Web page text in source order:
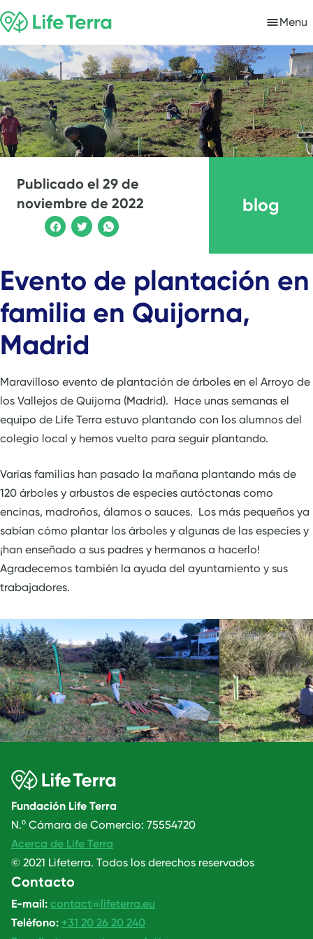
Menu
Publicado el 29 de
noviembre de 2022
blog
Evento de plantación en
familia en Quijorna,
Madrid
Maravilloso evento de plantación de árboles en el Arroyo de
los Vallejos de Quijorna (Madrid). Hace unas semanas el
equipo de Life Terra estuvo plantando con los alumnos del
colegio local y hemos vuelto para seguir plantando.
Varias familias han pasado la mañana plantando más de
120 árboles y arbustos de especies autóctonas como
encinas, madroños, álamos o sauces. Los más pequeños ya
sabían cómo plantar los árboles y algunas de las especies y
¡han enseñado a sus padres y hermanos a hacerlo!
Agradecemos también la ayuda del ayuntamiento y sus
trabajadores.
Fundación Life Terra
N.º Cámara de Comercio: 75554720
Acerca de Life Terra
© 2021 Lifeterra. Todos los derechos reservados
Contacto
E-mail: contact@lifeterra.eu
Teléfono: +31 20 26 20 240